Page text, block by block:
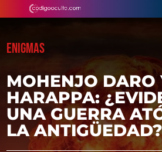
ENIGMAS
MOHENJO DARO
HARAPPA:
UNA GUERRA
LA